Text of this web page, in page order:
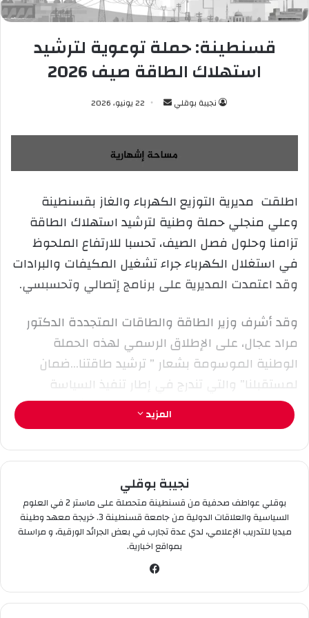
قسنطينة: حملة توعوية لترشيد
استهلاك الطاقة صيف 2026
نجيبة بوقلي
س
ل
ب
ي
د
إ
ل
ك
ر
و
ن
ي
22 يونيو، 2026
اطلقت مديرية التوزيع الكهرباء والغاز بقسنطينة
وعلي منجلي حملة وطنية لترشيد استهلاك الطاقة
تزامنا وحلول فصل الصيف، تحسبا للارتفاع الملحوظ
في استغلال الكهرباء جراء تشغيل المكيفات والبرادات
وقد اعتمدت المديرية على برنامج إتصالي وتحسبسي.
وقد أشرف وزير الطاقة والطاقات المتجددة الدكتور
مراد عجال، على الإطلاق الرسمي لهذه الحملة
الوطنية الموسومة بشعار ” ترشيد طاقتنا…ضمان
لمستقبلنا” والتي تندرج في إطار تنفيذ السياسة
الوطنية الرامية إلى ترقية الاستعمال الرشيد
والعقلاني للطاقة وتحسين النجاعة الطاقوية لا سيما
خلال موسم الصيف .
كما تجدد مديرية التوزيع علي منجلي التزامها بضمان
خدمة عمومية ذات جودة من خلال مواصلة تنفيذ
برنامجها الاستثماري لتطوير وعصرنة منشأت تزويع
الكهرباء وتحسين موثوقية الشبكة الكهربائية بشكل
يذكر أن مديرية التوزيع علي منجلي تواصل حملاتها
المزيد
نجيبة بوقلي
بوقلي عواطف صحفية من قسنطينة متحصلة على ماستر 2 في العلوم
السياسية والعلاقات الدولية من جامعة قسنطينة 3. خريجة معهد وطينة
ميديا للتدريب الإعلامي، لدي عدة تجارب في بعض الجرائد الورقية، و مراسلة
بمواقع اخبارية.
وك